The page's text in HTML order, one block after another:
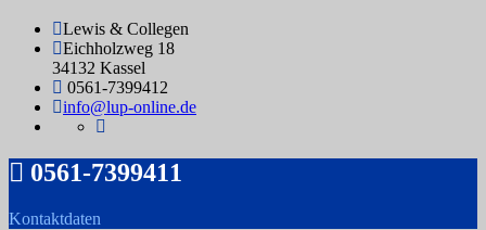
Lewis & Collegen
Eichholzweg 18
34132 Kassel
0561-7399412
info@lup-online.de
0561-7399411
Kontaktdaten